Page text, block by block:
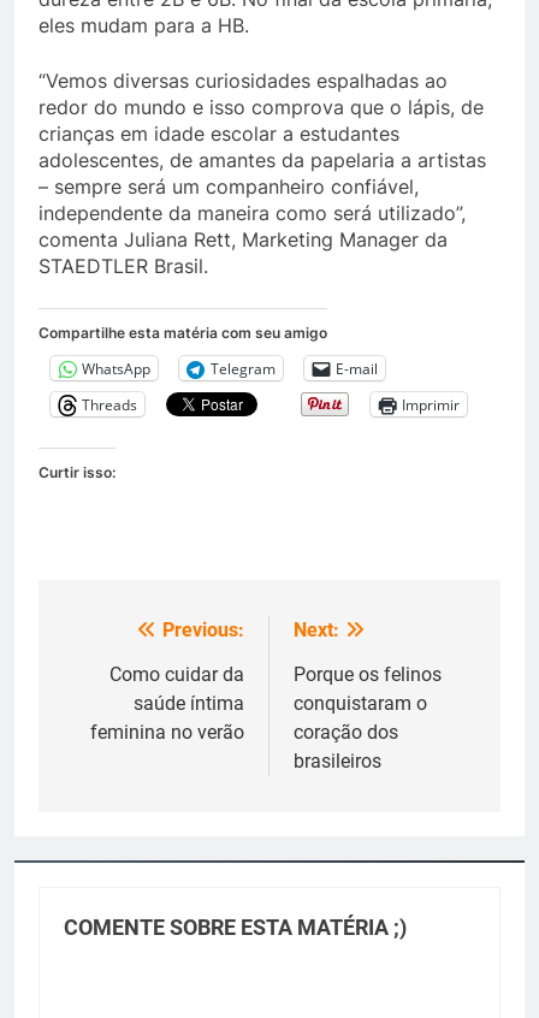
eles mudam para a HB.
“Vemos diversas curiosidades espalhadas ao
redor do mundo e isso comprova que o lápis, de
crianças em idade escolar a estudantes
adolescentes, de amantes da papelaria a artistas
– sempre será um companheiro confiável,
independente da maneira como será utilizado”,
comenta Juliana Rett, Marketing Manager da
STAEDTLER Brasil.
Compartilhe esta matéria com seu amigo
WhatsApp Telegram
E-mail
Threads
Imprimir
Curtir isso:
Navegação
Post
Previous:
Como cuidar da
saúde íntima
feminina no verão
Next:
Porque os felinos
conquistaram o
coração dos
brasileiros
COMENTE SOBRE ESTA MATÉRIA ;)